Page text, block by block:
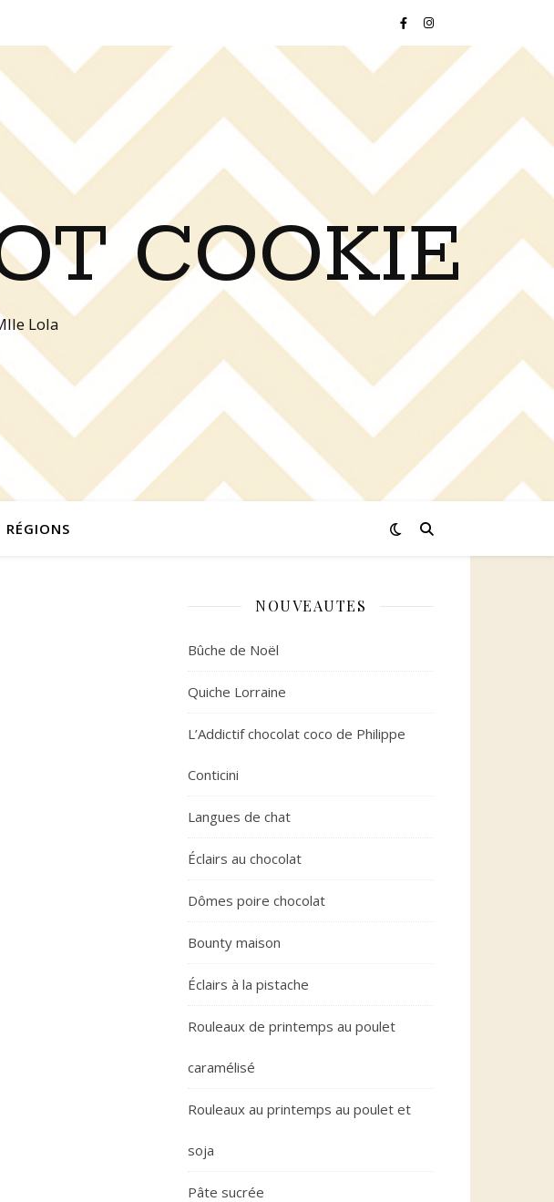
COOKIE
Lola
RÉGIONS
NOUVEAUTES
Bûche de Noël
Quiche Lorraine
L’Addictif chocolat coco de Philippe
Conticini
Langues de chat
Éclairs au chocolat
Dômes poire chocolat
Bounty maison
Éclairs à la pistache
Rouleaux de printemps au poulet
caramélisé
Rouleaux au printemps au poulet et
soja
Pâte sucrée